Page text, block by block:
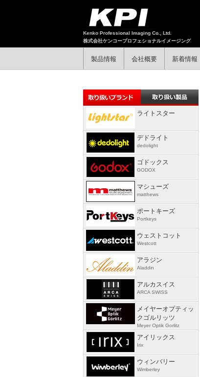
Kenko Professional Imaging Co., Ltd.
株式会社ケンコープロフェショナルイメージング
製品情報 会社概要 新着情報
ライトスター
デドライト
dedolight
ゴドックス
GODOX
マシューズ
matthews
ポートキーズ
Portkeys
ウェストコット
Westcott
アラジン
Aladdin
アルカスイス
ARCA SWISS
メイヤーオプティッ
クゴルリッツ
Meyer Optik Gorlitz
アイリックス
Irix
ウィンバリー
Wimberley